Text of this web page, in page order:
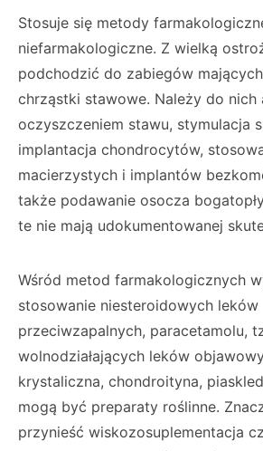
Stosuje się metody
niefarmakologiczne. Z wielką
podchodzić do zabiegów mających
chrząstki stawowe. Należy do
oczyszczeniem stawu, stymulacja
implantacja chondrocytów,
macierzystych i implantów
także podawanie osocza
te nie mają udokumentowanej
Wśród metod farmakologicznych
stosowanie niesteroidowych leków
przeciwzapalnych, paracetamolu,
wolnodziałających leków
krystaliczna, chondroityna,
mogą być preparaty roślinne.
przynieść wiskozosuplementacja